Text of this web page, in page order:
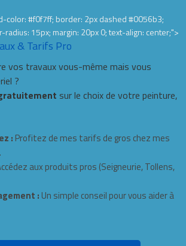
color: #f0f7ff; border: 2px dashed #0056b3;
radius: 15px; margin: 20px 0; text-align: center;">
& Tarifs Pro
vos travaux vous-même mais vous
?
sur le choix de votre peinture,
: Profitez de mes tarifs de gros chez mes
aux produits pros (Seigneurie, Tollens,
: Un simple conseil pour vous aider à